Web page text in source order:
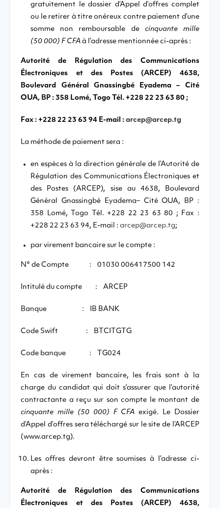
gratuitement le dossier d’Appel d’offres complet
ou le retirer à titre onéreux contre paiement d’une
somme non remboursable de cinquante mille
(50 000) F CFA à l’adresse mentionnée ci-après :
Autorité de Régulation des Communications
Électroniques et des Postes (ARCEP) 4638,
Boulevard Général Gnassingbé Eyadema – Cité
OUA, BP : 358 Lomé, Togo Tél. +228 22 23 63 80 ;
Fax : +228 22 23 63 94 E-mail :arcep@arcep.tg
La méthode de paiement sera :
en espèces à la direction générale de l’Autorité de
Régulation des Communications Électroniques et
des Postes (ARCEP), sise au 4638, Boulevard
Général Gnassingbé Eyadema– Cité OUA, BP :
358 Lomé, Togo Tél. +228 22 23 63 80 ; Fax :
+228 22 23 63 94, E-mail :arcep@arcep.tg;
par virement bancaire sur le compte :
N° de Compte : 01030 006417500 142
Intitulé du compte : ARCEP
Banque : IB BANK
Code Swift : BTCITGTG
Code banque : TG024
En cas de virement bancaire, les frais sont à la
charge du candidat qui doit s’assurer que l’autorité
contractante a reçu sur son compte le montant de
cinquante mille (50 000) F CFA exigé. Le Dossier
d’Appel d’offres sera téléchargé sur le site de l’ARCEP
(www.arcep.tg).
Les offres devront être soumises à l’adresse ci-
après :
Autorité de Régulation des Communications
Électroniques et des Postes (ARCEP) 4638,